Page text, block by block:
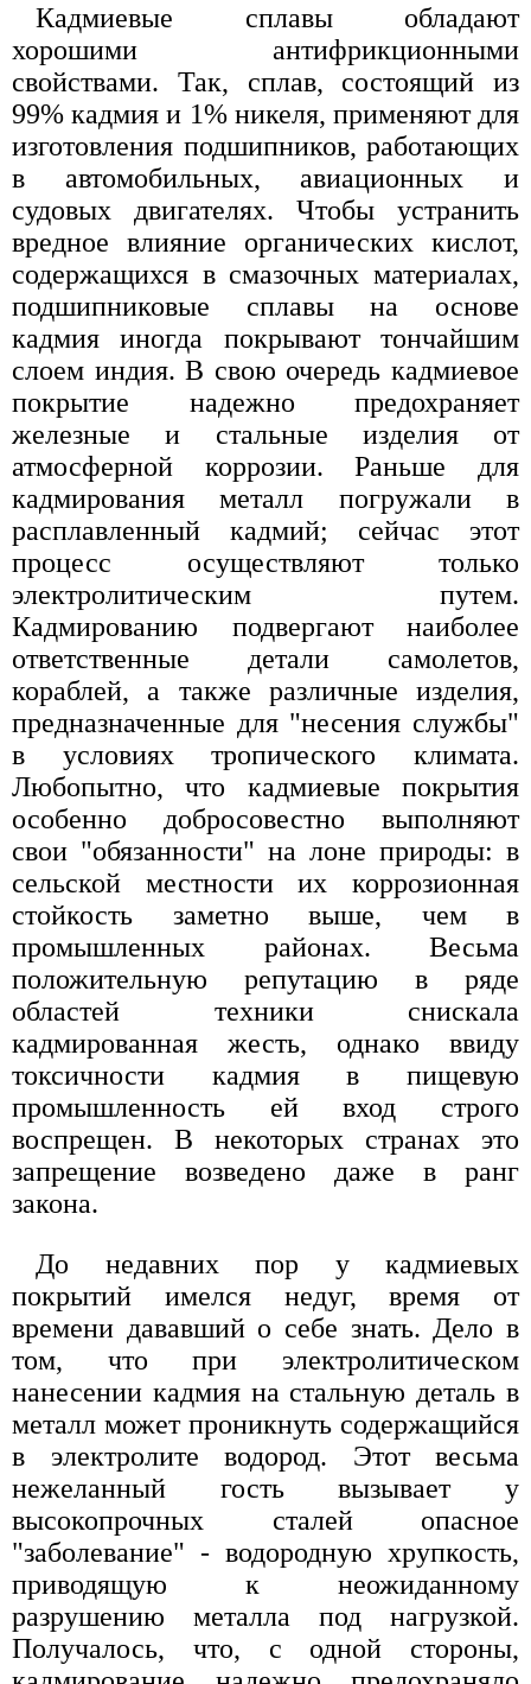
Кадмиевые сплавы обладают
хорошими антифрикционными
свойствами. Так, сплав, состоящий из
99% кадмия и 1% никеля, применяют для
изготовления подшипников, работающих
в автомобильных, авиационных и
судовых двигателях. Чтобы устранить
вредное влияние органических кислот,
содержащихся в смазочных материалах,
подшипниковые сплавы на основе
кадмия иногда покрывают тончайшим
слоем индия. В свою очередь кадмиевое
покрытие надежно предохраняет
железные и стальные изделия от
атмосферной коррозии. Раньше для
кадмирования металл погружали в
расплавленный кадмий; сейчас этот
процесс осуществляют только
электролитическим путем.
Кадмированию подвергают наиболее
ответственные детали самолетов,
кораблей, а также различные изделия,
предназначенные для "несения службы"
в условиях тропического климата.
Любопытно, что кадмиевые покрытия
особенно добросовестно выполняют
свои "обязанности" на лоне природы: в
сельской местности их коррозионная
стойкость заметно выше, чем в
промышленных районах. Весьма
положительную репутацию в ряде
областей техники снискала
кадмированная жесть, однако ввиду
токсичности кадмия в пищевую
промышленность ей вход строго
воспрещен. В некоторых странах это
запрещение возведено даже в ранг
закона.
До недавних пор у кадмиевых
покрытий имелся недуг, время от
времени дававший о себе знать. Дело в
том, что при электролитическом
нанесении кадмия на стальную деталь в
металл может проникнуть содержащийся
в электролите водород. Этот весьма
нежеланный гость вызывает у
высокопрочных сталей опасное
"заболевание" - водородную хрупкость,
приводящую к неожиданному
разрушению металла под нагрузкой.
Получалось, что, с одной стороны,